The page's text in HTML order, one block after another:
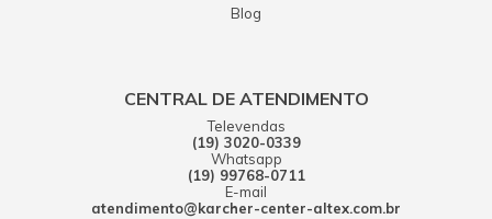
Blog
CENTRAL DE ATENDIMENTO
Televendas
(19) 3020-0339
Whatsapp
(19) 99768-0711
E-mail
atendimento@karcher-center-altex.com.br